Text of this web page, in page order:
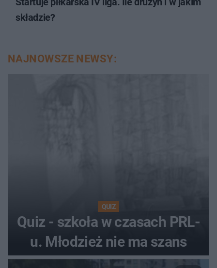
składzie?
NAJNOWSZE NEWSY:
QUIZ
Quiz - szkoła w czasach PRL-
u. Młodzież nie ma szans